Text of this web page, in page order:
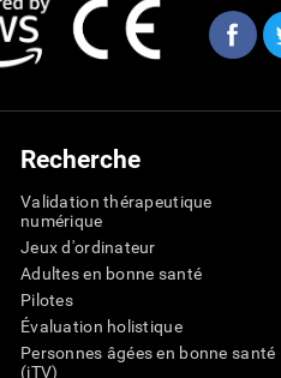
Recherche
Validation thérapeutique
numérique
Jeux d'ordinateur
Adultes en bonne santé
Pilotes
Évaluation holistique
Personnes âgées en bonne santé
(iTV)